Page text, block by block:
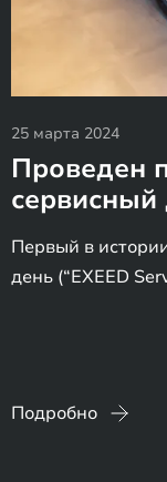
25 марта 2024
Проведен
сервисный
Первый в
день (“EXEED
Подробно